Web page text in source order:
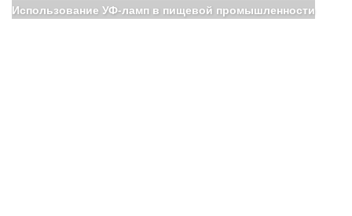
Использование УФ‑ламп в пищевой промышленности